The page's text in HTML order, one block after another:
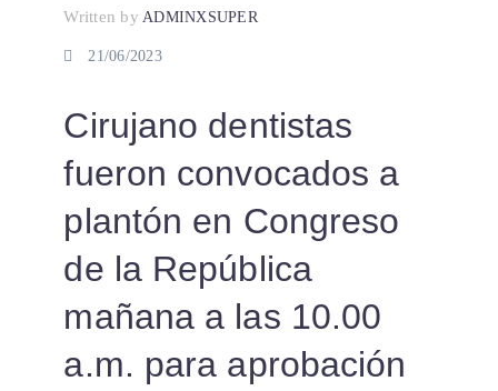
Written by ADMINXSUPER
21/06/2023
Cirujano dentistas
fueron convocados a
plantón en Congreso
de la República
mañana a las 10.00
a.m. para aprobación